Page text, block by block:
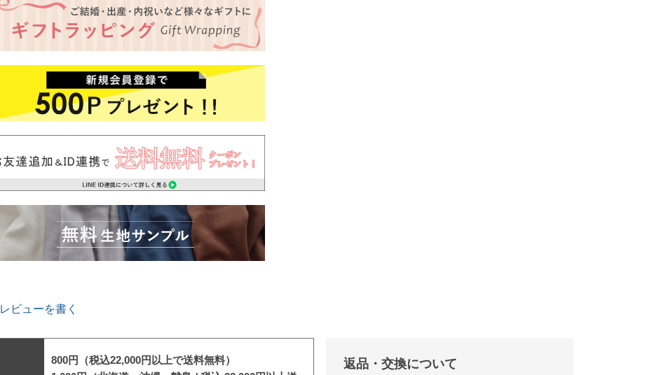
レビューを書く
800円（税込22,000円以上で送料無料）
返品・交換について